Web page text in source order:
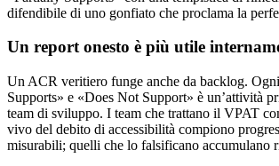
difendibile di uno gonfiato che proclama la
Un report onesto è più utile
Un ACR veritiero funge anche da backlog.
Supports» e «Does Not Support» è un’attività
team di sviluppo. I team che trattano il VPAT
vivo del debito di accessibilità compiono
misurabili; quelli che lo falsificano accumulano